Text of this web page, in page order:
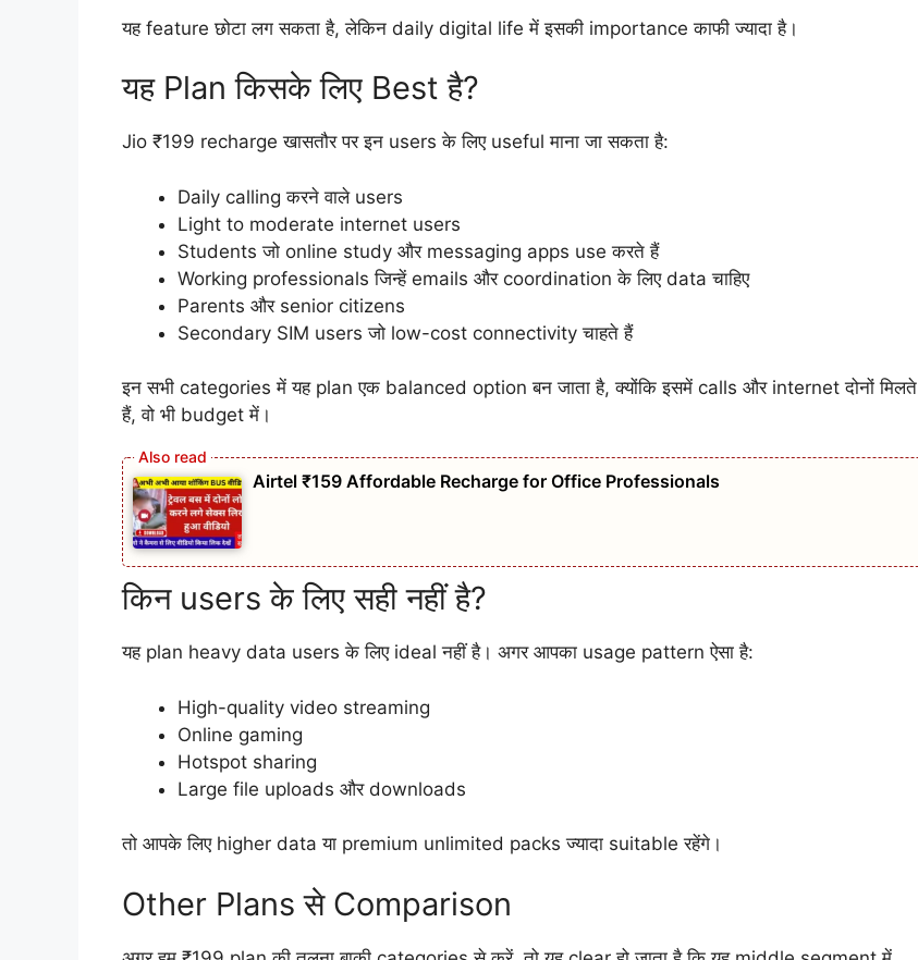
यह feature छोटा लग सकता है, लेकिन daily digital life में इसकी importance काफी ज्यादा है।
यह Plan किसके लिए Best है?
Jio ₹199 recharge खासतौर पर इन users के लिए useful माना जा सकता है:
Daily calling करने वाले users
Light to moderate internet users
Students जो online study और messaging apps use करते हैं
Working professionals जिन्हें emails और coordination के लिए data चाहिए
Parents और senior citizens
Secondary SIM users जो low-cost connectivity चाहते हैं
इन सभी categories में यह plan एक balanced option बन जाता है, क्योंकि इसमें calls और internet दोनों मिलते
हैं, वो भी budget में।
Airtel ₹159 Affordable Recharge for Office Professionals
किन users के लिए सही नहीं है?
यह plan heavy data users के लिए ideal नहीं है। अगर आपका usage pattern ऐसा है:
High-quality video streaming
Online gaming
Hotspot sharing
Large file uploads और downloads
तो आपके लिए higher data या premium unlimited packs ज्यादा suitable रहेंगे।
Other Plans से Comparison